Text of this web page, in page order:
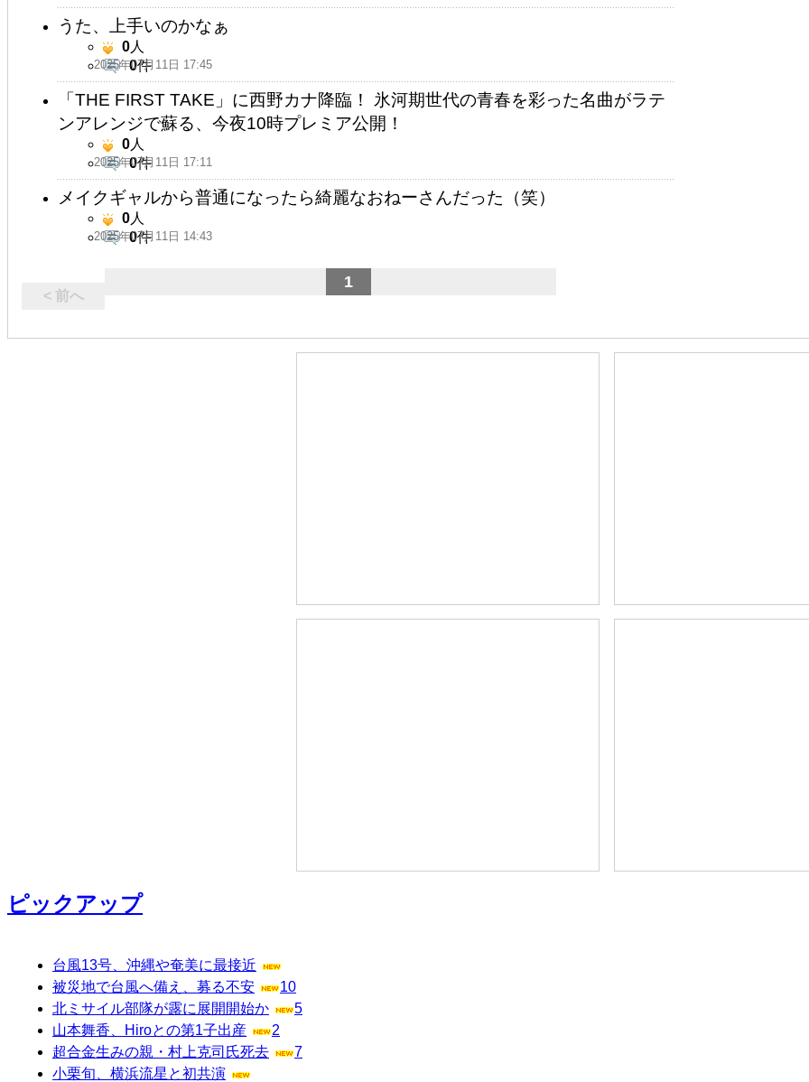
うた、上手いのかなぁ
2025年07月11日 17:45
0人
0件
「THE FIRST TAKE」に西野カナ降臨！ 氷河期世代の青春を彩った名曲がラテ
ンアレンジで蘇る、今夜10時プレミア公開！
2025年07月11日 17:11
0人
0件
メイクギャルから普通になったら綺麗なおねーさんだった（笑）
2025年07月11日 14:43
0人
0件
< 前へ
1
ピックアップ
台風13号、沖縄や奄美に最接近
被災地で台風へ備え、募る不安
10
北ミサイル部隊が露に展開開始か
5
山本舞香、Hiroとの第1子出産
2
超合金生みの親・村上克司氏死去
7
小栗旬、横浜流星と初共演